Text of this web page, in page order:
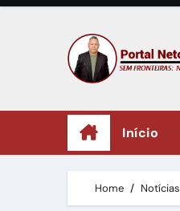
Skip
Início
Home Notícias